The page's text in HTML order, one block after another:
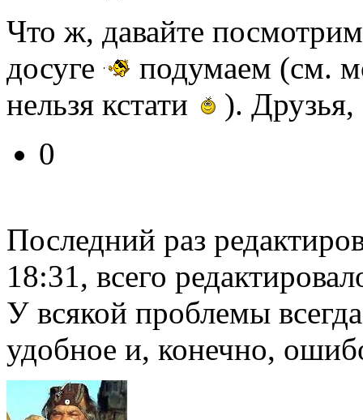
Что ж, давайте
досуге
подумаем (см.
нельзя кстати
).
0
Последний раз
18:31, всего
У всякой проблемы
удобное и, конечно,